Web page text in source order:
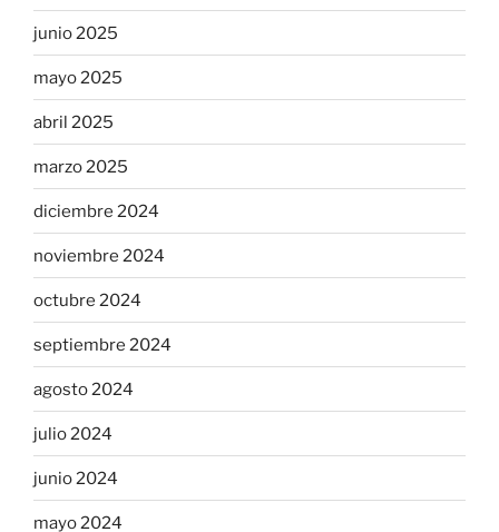
junio 2025
mayo 2025
abril 2025
marzo 2025
diciembre 2024
noviembre 2024
octubre 2024
septiembre 2024
agosto 2024
julio 2024
junio 2024
mayo 2024